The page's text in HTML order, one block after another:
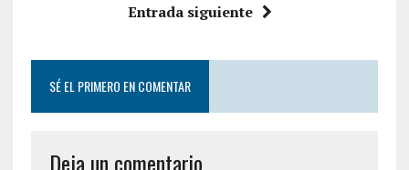
Entrada siguiente
SÉ EL PRIMERO EN COMENTAR
Deja un comentario